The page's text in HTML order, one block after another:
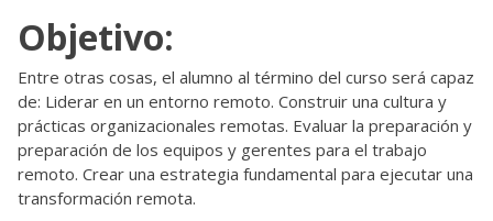
Objetivo:
Entre otras cosas, el alumno al término del curso será capaz
de: Liderar en un entorno remoto. Construir una cultura y
prácticas organizacionales remotas. Evaluar la preparación y
preparación de los equipos y gerentes para el trabajo
remoto. Crear una estrategia fundamental para ejecutar una
transformación remota.